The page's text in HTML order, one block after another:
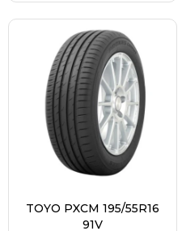
TOYO PXCM 195/55R16
91V